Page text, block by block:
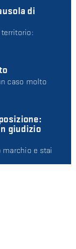
di
caso molto
giudizio
marchio e stai